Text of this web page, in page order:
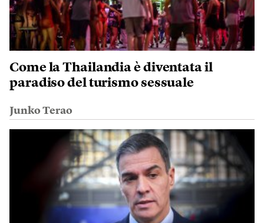
Come la Thailandia è diventata il
paradiso del turismo sessuale
Junko Terao